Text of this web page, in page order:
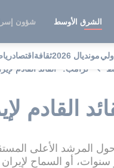
الشرق الأوسط شؤون
مونديال 2026 ثقافة اقتصاد
ترامب: "القائد القادم
القادم
أو السماح لإيران